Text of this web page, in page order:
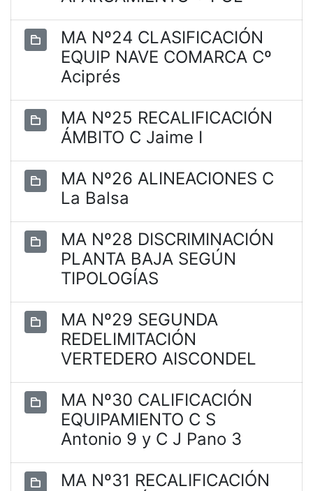
MA Nº24 CLASIFICACIÓN
EQUIP NAVE COMARCA Cº
Aciprés
MA Nº25 RECALIFICACIÓN
ÁMBITO C Jaime I
MA Nº26 ALINEACIONES C
La Balsa
MA Nº28 DISCRIMINACIÓN
PLANTA BAJA SEGÚN
TIPOLOGÍAS
MA Nº29 SEGUNDA
REDELIMITACIÓN
VERTEDERO AISCONDEL
MA Nº30 CALIFICACIÓN
EQUIPAMIENTO C S
Antonio 9 y C J Pano 3
MA Nº31 RECALIFICACIÓN